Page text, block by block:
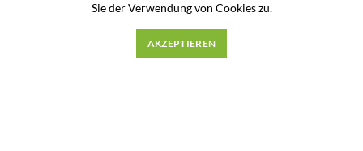
Payment System
Sie der Verwendung von Cookies zu.
AKZEPTIEREN